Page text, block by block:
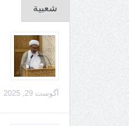
شعبية
آگوست 29, 2025